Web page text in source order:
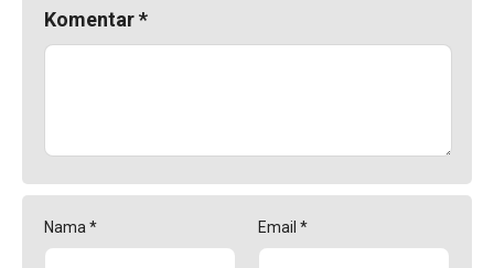
Komentar*
Nama* Email *